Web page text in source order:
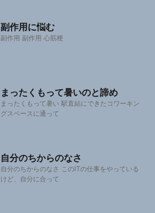
副作用に悩む
副作用 副作用 心筋梗
まったくもって暑いのと諦め
まったくもって暑い 駅直結にできたコワーキン
グスペースに通って
自分のちからのなさ
自分のちからのなさ このITの仕事をやっている
けど、自分に合って